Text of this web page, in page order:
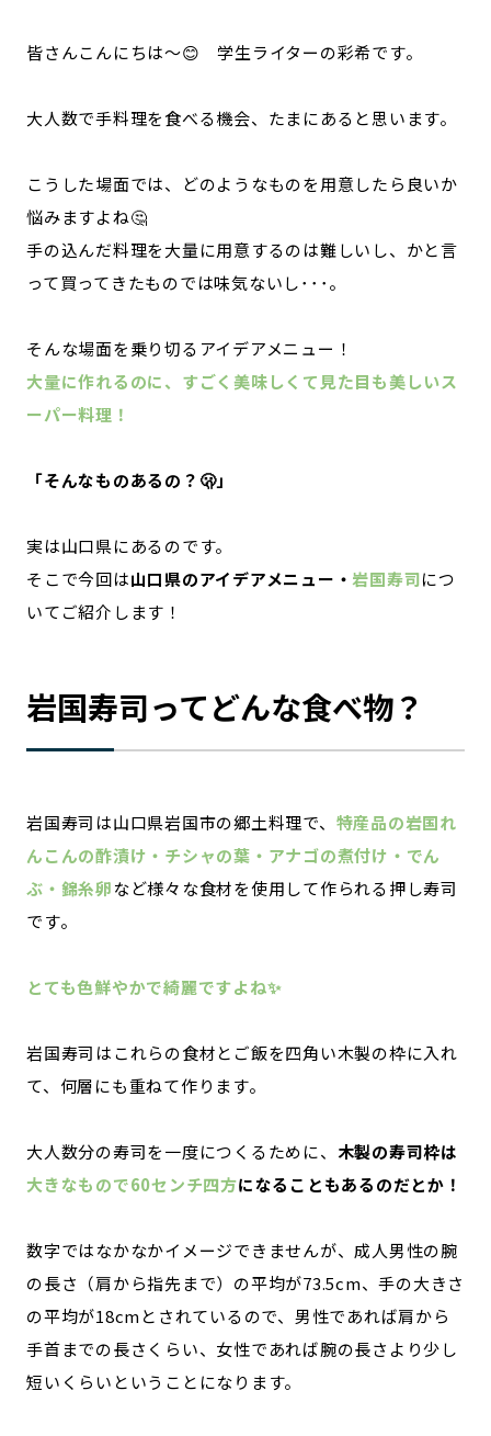
お問い合わせ 会社概要
皆さんこんにちは～😊 学生ライターの彩希です。
大人数で手料理を食べる機会、たまにあると思います。
こうした場面では、どのようなものを用意したら良いか
悩みますよね🤔
手の込んだ料理を大量に用意するのは難しいし、かと言
って買ってきたものでは味気ないし･･･。
そんな場面を乗り切るアイデアメニュー！
大量に作れるのに、すごく美味しくて見た目も美しいス
ーパー料理！
「そんなものあるの？🫢」
実は山口県にあるのです。
そこで今回は山口県のアイデアメニュー・岩国寿司につ
いてご紹介します！
岩国寿司ってどんな食べ物？
岩国寿司は山口県岩国市の郷土料理で、 特産品の岩国れ
んこんの酢漬け・チシャの葉・アナゴの煮付け・でん
ぶ・錦糸卵など様々な食材を使用して作られる押し寿司
です。
とても色鮮やかで綺麗ですよね✨
岩国寿司はこれらの食材とご飯を四角い木製の枠に入れ
て、何層にも重ねて作ります。
大人数分の寿司を一度につくるために、 木製の寿司枠は
大きなもので60センチ四方になることもあるのだとか！
数字ではなかなかイメージできませんが、成人男性の腕
の長さ（肩から指先まで）の平均が73.5cm、手の大きさ
の平均が18cmとされているので、男性であれば肩から
手首までの長さくらい、女性であれば腕の長さより少し
短いくらいということになります。